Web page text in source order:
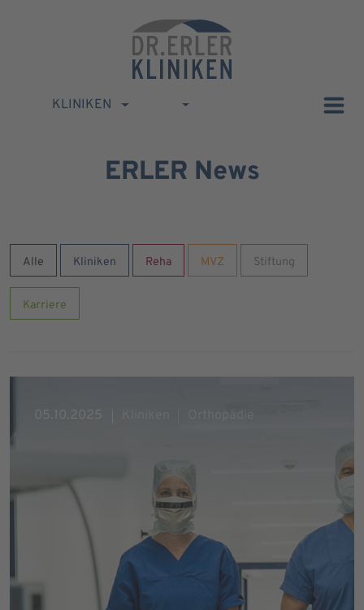
KLINIKEN
ERLER News
Alle Kliniken Reha MVZ Stiftung
Karriere